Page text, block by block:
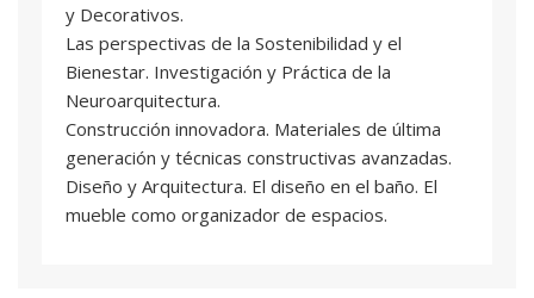
y Decorativos.
Las perspectivas de la Sostenibilidad y el
Bienestar. Investigación y Práctica de la
Neuroarquitectura.
Construcción innovadora. Materiales de última
generación y técnicas constructivas avanzadas.
Diseño y Arquitectura. El diseño en el baño. El
mueble como organizador de espacios.